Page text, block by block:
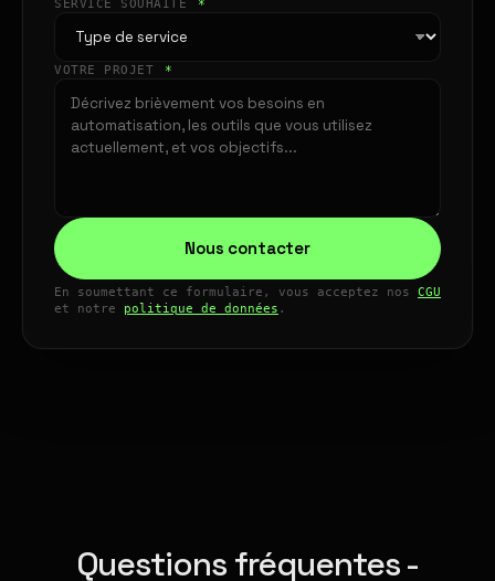
SERVICE SOUHAITÉ *
VOTRE PROJET *
Nous contacter
En soumettant ce formulaire, vous acceptez nos CGU
et notre politique de données .
Questions fréquentes -